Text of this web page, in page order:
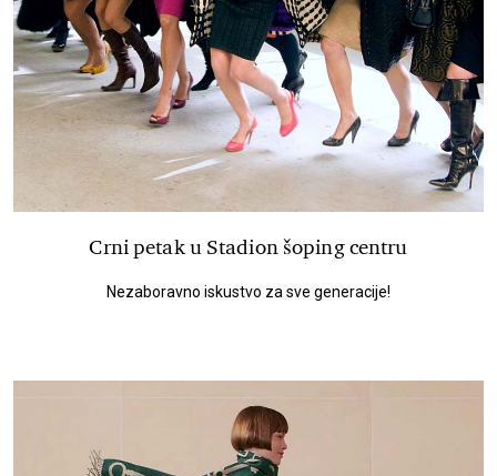
Crni petak u Stadion šoping centru
Nezaboravno iskustvo za sve generacije!